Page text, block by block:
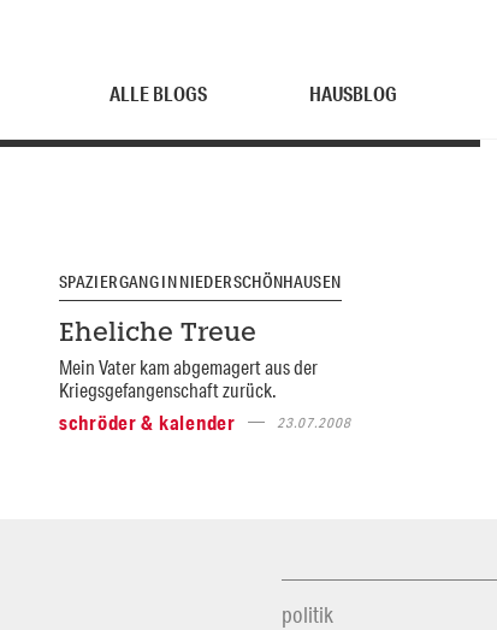
ALLE BLOGS HAUSBLOG
SPAZIERGANG IN NIEDERSCHÖNHAUSEN
Eheliche Treue
Mein Vater kam abgemagert aus der
Kriegsgefangenschaft zurück.
schröder & kalender
23.07.2008
politik